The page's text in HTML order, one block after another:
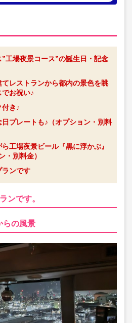
工場夜景コース”の誕生日・記念
レストランから都内の景色を眺
お祝い♪
き♪
プレートも♪（オプション・別料
工場夜景ビール『黒に浮かぶ』
・別料金）
ランです
ンです。
らの風景